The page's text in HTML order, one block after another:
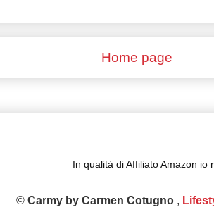
Home page
In qualità di Affiliato Amazon
© Carmy by Carmen Cotugno ,